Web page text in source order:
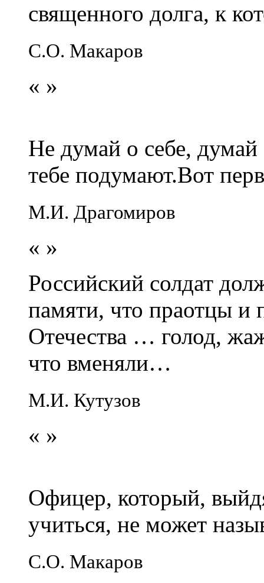
священного долга, к
С.О. Макаров
« »
Не думай о себе,
тебе подумают.Вот
М.И. Драгомиров
« »
Российский солдат
памяти, что праотцы и
Отечества … голод,
что вменяли…
М.И. Кутузов
« »
Офицер, который,
учиться, не может
С.О. Макаров